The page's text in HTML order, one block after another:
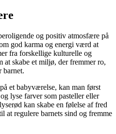
og positiv atmosfære på
god karma og energi værd at
fra forskellige kulturelle og
at skabe et miljø, der fremmer ro,
et babyværelse, kan man først
lyse farver som pasteller eller
kan skabe en følelse af fred
at regulere barnets sind og fremme